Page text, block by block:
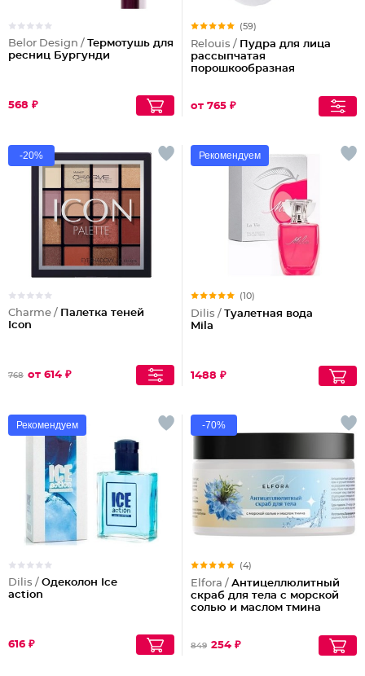
Belor Design / Термотушь для
ресниц Бургунди
568 ₽
(59)
Relouis / Пудра для лица
рассыпчатая
порошкообразная
от 765 ₽
-20%
Charme / Палетка теней
Icon
768 от 614 ₽
Рекомендуем
(10)
Dilis / Туалетная вода
Mila
1488 ₽
Рекомендуем
Dilis / Одеколон Ice
action
616 ₽
-70%
(4)
Elfora / Антицеллюлитный
скраб для тела с морской
солью и маслом тмина
849 254 ₽